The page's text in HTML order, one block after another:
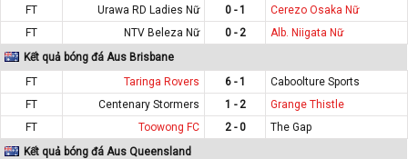
FT Urawa RD Ladies Nữ 0 - 1
Cerezo Osaka Nữ
FT
NTV Beleza Nữ 0 - 2
Alb. Niigata Nữ
Kết quả bóng đá Aus Brisbane
FT
Taringa Rovers 6 - 1
Caboolture Sports
FT
Centenary Stormers 1 - 2
Grange Thistle
FT
Toowong FC 2 - 0
The Gap
Kết quả bóng đá Aus Queensland